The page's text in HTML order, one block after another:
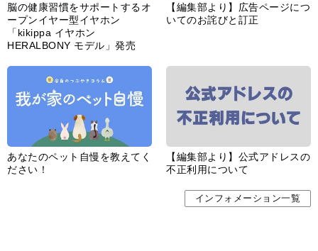
脳の健康習慣をサポートするオ
ープンイヤー型イヤホン
「kikippa イヤホン
HERALBONY モデル」発売
【編集部より】広告ページにつ
いてのお詫びと訂正
あなたのペット自慢を教えてく
ださい！
【編集部より】公式アドレスの
不正利用について
インフォメーション一覧